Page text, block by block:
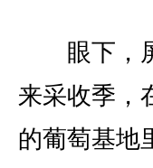
眼下，屏
来采收季，
的葡萄基地